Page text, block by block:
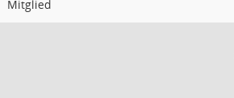
Mitglied